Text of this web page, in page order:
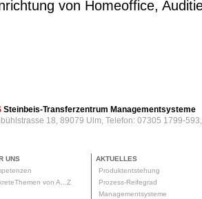
von Homeoffice,
Steinbeis-Transferzentrum Managementsysteme
18, 89079 Ulm, Telefon: 07305 1799-
UNS
von A...Z
AKTUELLES
Produktentstehung
Prozess-Reifegrad
Managementsysteme